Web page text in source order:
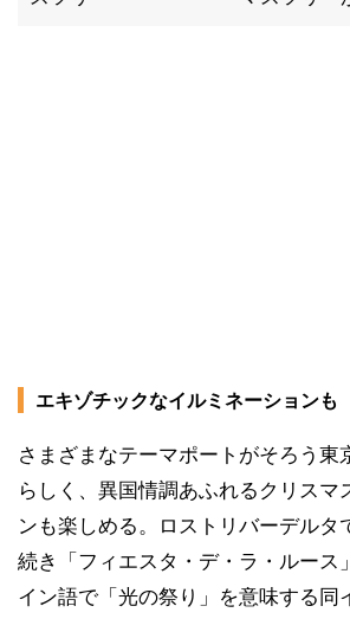
エキゾチックなイルミネーションも
さまざまなテーマポートがそろう東
らしく、異国情調あふれるクリスマ
ンも楽しめる。ロストリバーデルタ
続き「フィエスタ・デ・ラ・ルース
イン語で「光の祭り」を意味する同